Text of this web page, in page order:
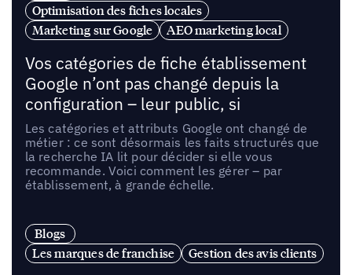
Optimisation des fiches locales
Marketing sur Google
AEO marketing local
Vos catégories de fiche établissement
Google n’ont pas changé depuis la
configuration – leur public, si
Les catégories et attributs Google ont changé de
métier : ce sont désormais les faits structurés que
la recherche IA lit pour décider si elle vous
recommande. Voici comment les gérer – par
établissement, à grande échelle.
Blogs
Les marques de franchise
Gestion des avis clients